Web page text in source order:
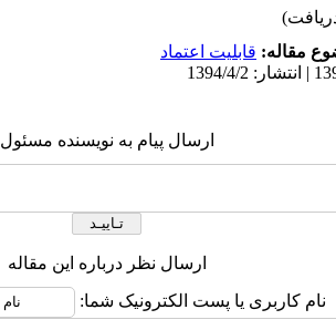
مقاله: قابلیت اعتماد
ارسال پیام به نویسنده مسئول
ارسال نظر درباره این مقاله
نام کاربری یا پست الکترونیک شما: